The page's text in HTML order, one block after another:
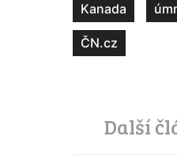
Kanada
ČN.cz
Další